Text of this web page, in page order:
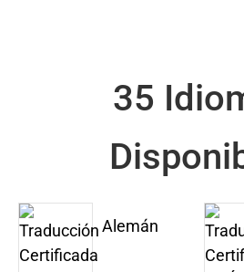
35
Alemán